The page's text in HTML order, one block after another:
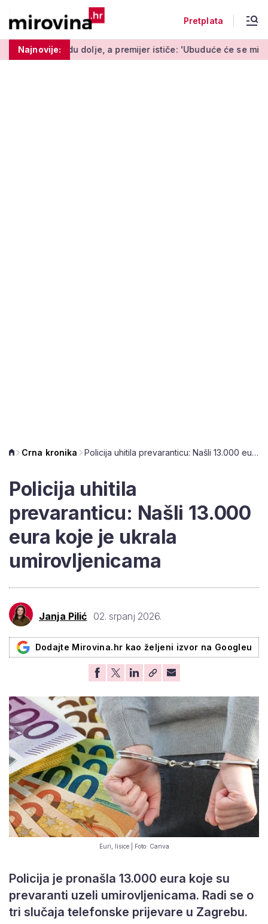
Pretplata
Najnovije:
a premijer ističe: 'Ubuduće će se mijenjati svaki tjedan'
Crna kronika Policija uhitila prevaranticu: Našli 13.000 eura koje je ukrala umirovljenicama
Policija uhitila
prevaranticu: Našli 13.000
eura koje je ukrala
umirovljenicama
Janja Pilić 02. srpanj 2026.
Dodajte Mirovina.hr kao željeni izvor na Googleu
Euri, lisice | Foto: Canva
Policija je pronašla 13.000 eura koje su
prevaranti uzeli umirovljenicama. Radi se o
tri slučaja telefonske prijevare u Zagrebu.